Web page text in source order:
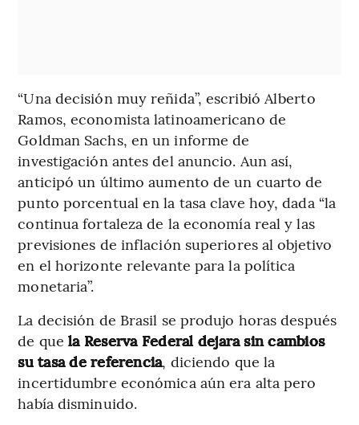
“Una decisión muy reñida”, escribió Alberto
Ramos, economista latinoamericano de
Goldman Sachs, en un informe de
investigación antes del anuncio. Aun así,
anticipó un último aumento de un cuarto de
punto porcentual en la tasa clave hoy, dada “la
continua fortaleza de la economía real y las
previsiones de inflación superiores al objetivo
en el horizonte relevante para la política
monetaria”.
La decisión de Brasil se produjo horas después
de que la Reserva Federal dejara sin cambios
su tasa de referencia, diciendo que la
incertidumbre económica aún era alta pero
había disminuido.